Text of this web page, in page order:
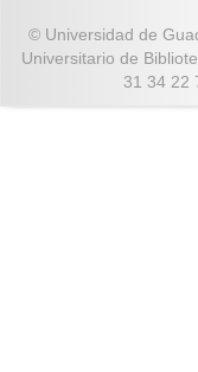
© Universidad de
Universitario de
31 34 22